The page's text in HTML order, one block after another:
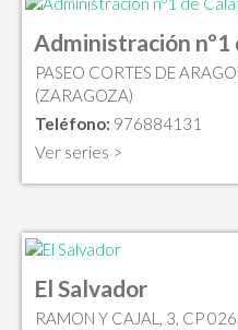
Administración nº1
PASEO CORTES DE
(ZARAGOZA)
Teléfono: 976884131
Ver series >
El Salvador
RAMON Y CAJAL, 3, CP